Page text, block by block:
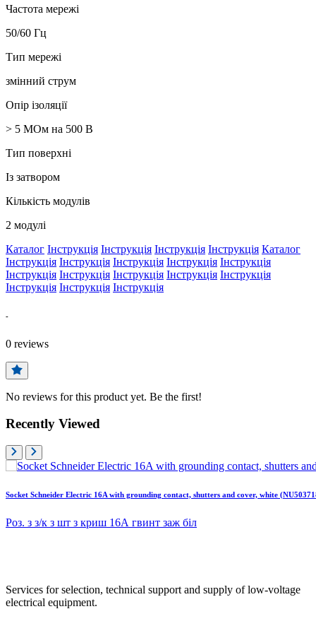
Частота мережі
50/60 Гц
Тип мережі
змінний струм
Опір ізоляції
> 5 МОм на 500 В
Тип поверхні
Із затвором
Кількість модулів
2 модулі
Каталог Інструкція Інструкція Інструкція Інструкція Каталог
Інструкція Інструкція Інструкція Інструкція Інструкція
Інструкція Інструкція Інструкція Інструкція Інструкція
Інструкція Інструкція Інструкція
-
0 reviews
No reviews for this product yet. Be the first!
Recently Viewed
Socket Schneider Electric 16A with grounding contact, shutters and cover, white
Роз. з з/к з шт з криш 16А гвинт заж біл
Services for selection, technical support and supply of low-voltage
electrical equipment.